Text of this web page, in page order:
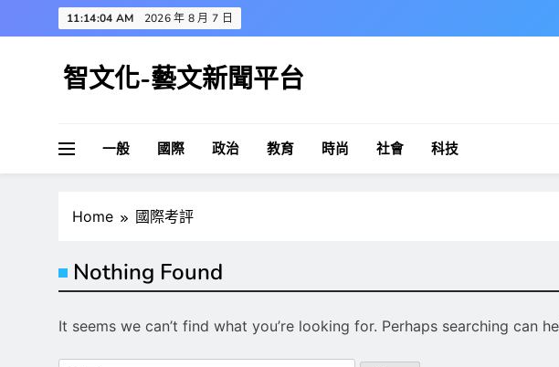
to
11:14:04 AM 2026 年 8 月 7 日
智文化-藝文新聞平台
一般 國際 政治 教育 時尚 社會 科技
Home 國際考評
Nothing Found
It seems we can’t find what you’re looking for. Perhaps searching can